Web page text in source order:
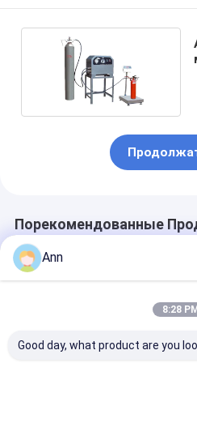
Порекомендованные
Ann
8:28 PM
Good day, what product are you